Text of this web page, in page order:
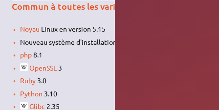
Commun à toutes les variantes
Noyau Linux en version 5.15
Nouveau système d'installation
php8.1
OpenSSL 3
Ruby3.0
Python 3.10
Glibc 2.35